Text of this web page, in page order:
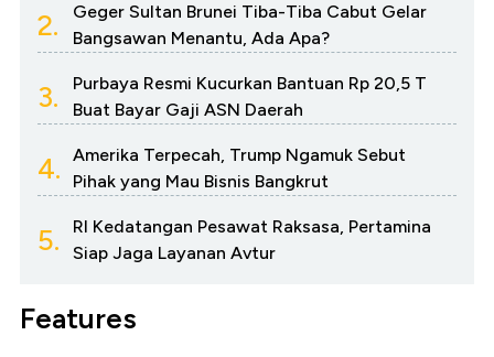
2.
Geger Sultan Brunei Tiba-Tiba Cabut Gelar
Bangsawan Menantu, Ada Apa?
3.
Purbaya Resmi Kucurkan Bantuan Rp 20,5 T
Buat Bayar Gaji ASN Daerah
4.
Amerika Terpecah, Trump Ngamuk Sebut
Pihak yang Mau Bisnis Bangkrut
5.
RI Kedatangan Pesawat Raksasa, Pertamina
Siap Jaga Layanan Avtur
Features